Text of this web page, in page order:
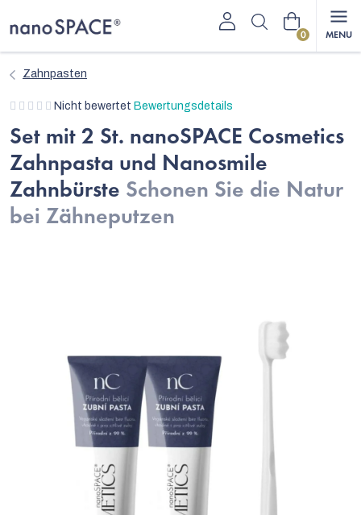
Inhalt
Warenkorb
Zahnpasten
Die
Produktbewertung
ist
0,0
von
5
Nicht bewertet Bewertungsdetails
Set mit 2 St. nanoSPACE Cosmetics
Zahnpasta und Nanosmile
Zahnbürste Schonen Sie die Natur
bei Zähneputzen